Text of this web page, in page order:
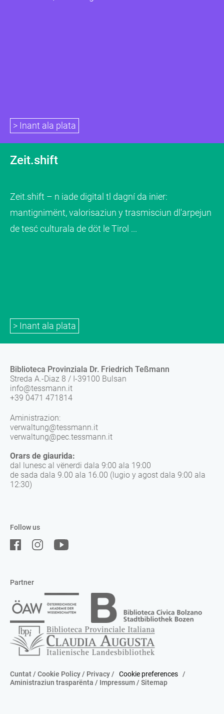
> Inant ala plata
Zeit.shift
Zeit.shift – n iade digital tl dagní da inier:
mantignimënt, valorisaziun y trasmisciun dl'arpejun
de tesć culturala de döt le Tirol ...
> Inant ala plata
Biblioteca Provinziala Dr. Friedrich Teßmann
Streda A.-Diaz 8 / I-39100 Bulsan
info@tessmann.it
+39 0471 471814
Follow us
Aministrazion:
verwaltung@tessmann.it
verwaltung@pec.tessmann.it
Orars de giaurida:
dal lunesc al vënerdi dala 9:00 ala 19:00
de sada dala 9.00 ala 16.00 (lugio y agost dala 9:00 ala
12:30)
Partner
Cuntat/ Cookie Policy/ Privacy/ Cookie preferences /
Aministraziun trasparënta / Impressum/ Sitemap